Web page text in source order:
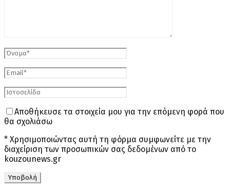
Αποθήκευσε τα στοιχεία μου για την επόμενη φορά που
θα σχολιάσω
* Χρησιμοποιώντας αυτή τη φόρμα συμφωνείτε με την
διαχείριση των προσωπικών σας δεδομένων από το
kouzounews.gr